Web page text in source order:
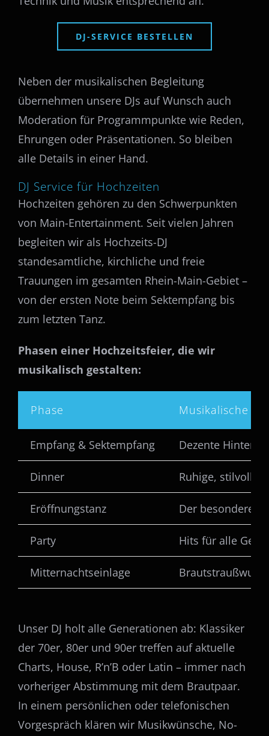
DJ-SERVICE BESTELLEN
Neben der musikalischen Begleitung
übernehmen unsere DJs auf Wunsch auch
Moderation für Programmpunkte wie Reden,
Ehrungen oder Präsentationen. So bleiben
alle Details in einer Hand.
DJ Service für Hochzeiten
Hochzeiten gehören zu den Schwerpunkten
von Main-Entertainment. Seit vielen Jahren
begleiten wir als Hochzeits-DJ
standesamtliche, kirchliche und freie
Trauungen im gesamten Rhein-Main-Gebiet –
von der ersten Note beim Sektempfang bis
zum letzten Tanz.
Phasen einer Hochzeitsfeier, die wir
musikalisch gestalten:
Phase Musikalische
Empfang & Sektempfang Dezente
Dinner Ruhige, stilvolle
Eröffnungstanz Der besondere
Party Hits für alle
Mitternachtseinlage Brautstraußwurf,
Unser DJ holt alle Generationen ab: Klassiker
der 70er, 80er und 90er treffen auf aktuelle
Charts, House, R’n’B oder Latin – immer nach
vorheriger Abstimmung mit dem Brautpaar.
In einem persönlichen oder telefonischen
Vorgespräch klären wir Musikwünsche, No-